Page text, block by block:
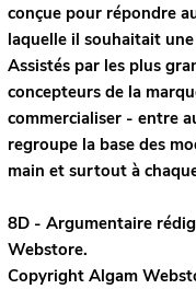
conçue pour répondre
laquelle il souhaitait
Assistés par les plus
concepteurs de la
commercialiser - entre
regroupe la base des
main et surtout à
8D - Argumentaire
Webstore.
Copyright Algam